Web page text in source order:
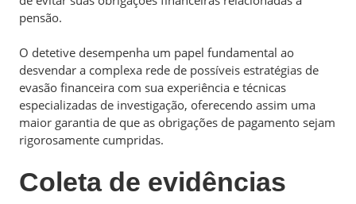
pensão.
O detetive desempenha um papel fundamental ao
desvendar a complexa rede de possíveis estratégias de
evasão financeira com sua experiência e técnicas
especializadas de investigação, oferecendo assim uma
maior garantia de que as obrigações de pagamento sejam
rigorosamente cumpridas.
Coleta de evidências